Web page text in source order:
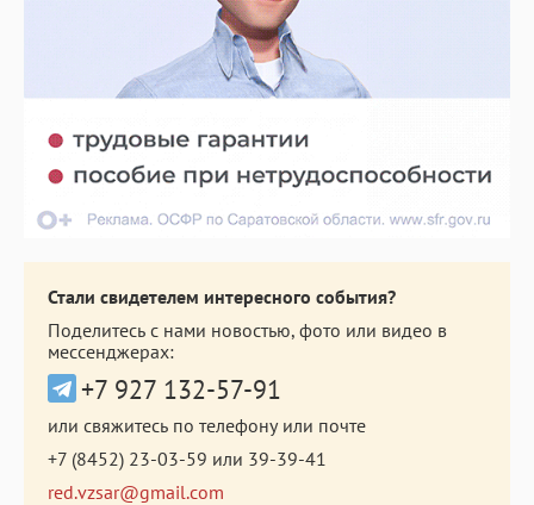
Стали свидетелем интересного события?
Поделитесь с нами новостью, фото или видео в
мессенджерах:
+7 927 132-57-91
или свяжитесь по телефону или почте
+7 (8452) 23-03-59 или 39-39-41
red.vzsar@gmail.com